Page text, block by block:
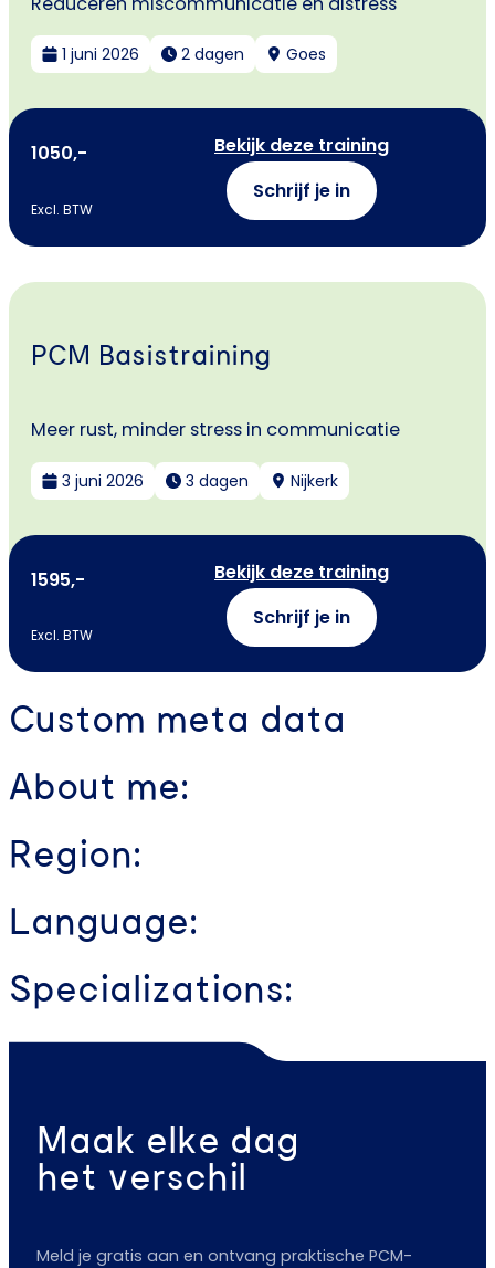
1 juni 2026 2 dagen Goes
1050,-
Excl. BTW
Bekijk deze training
Schrijf je in
PCM Basistraining
Meer rust, minder stress in communicatie
3 juni 2026 3 dagen Nijkerk
1595,-
Excl. BTW
Bekijk deze training
Schrijf je in
Custom meta data
About me:
Region:
Language:
Specializations:
Maak elke dag
het verschil
Meld je gratis aan en ontvang praktische PCM-